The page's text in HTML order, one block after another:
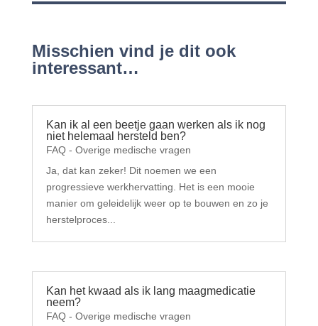
Misschien vind je dit ook
interessant…
Kan ik al een beetje gaan werken als ik nog
niet helemaal hersteld ben?
FAQ - Overige medische vragen
Ja, dat kan zeker! Dit noemen we een
progressieve werkhervatting. Het is een mooie
manier om geleidelijk weer op te bouwen en zo je
herstelproces...
Kan het kwaad als ik lang maagmedicatie
neem?
FAQ - Overige medische vragen